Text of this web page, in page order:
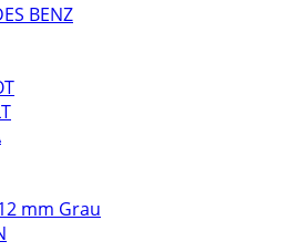
BENZ
mm Grau